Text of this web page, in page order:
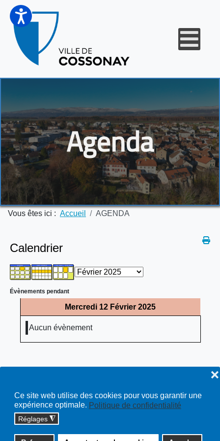
Ce site web utilise des cookies pour vous garantir une
expérience optimale. Politique de confidentialité
Réglages ◮
❌
Agenda
Vous êtes ici : Accueil AGENDA
Calendrier
Évènements pendant
Mercredi 12 Février 2025
Aucun évènement
Copyright © 2026 cossonay.ch - tous droits réservés | site :